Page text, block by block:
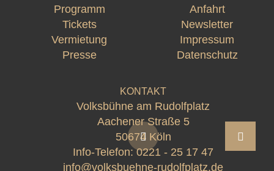
Programm
Tickets
Vermietung
Presse
Anfahrt
Newsletter
Impressum
Datenschutz
KONTAKT
Volksbühne am Rudolfplatz
Aachener Straße 5
50674 Köln
Info-Telefon:0221 - 25 17 47
info@volksbuehne-rudolfplatz.de